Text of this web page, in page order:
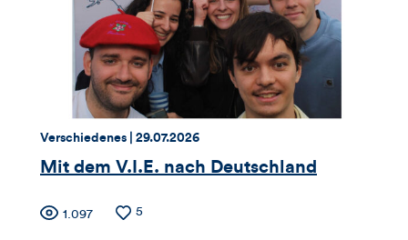
Thema:
Verschiedenes | Datum:
29.07.2026
Mit dem V.I.E. nach Deutschland
Zähler
Anzahl
1.097
Anzahl
5